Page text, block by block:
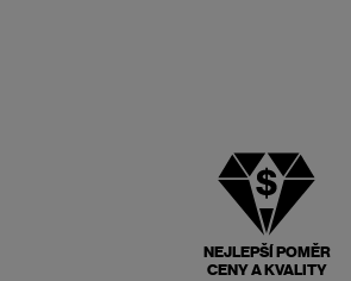
NEJLEPŠÍ POMĚR
CENY A KVALITY